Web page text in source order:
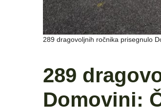
289 dragovoljnih ročnika prisegnulo
289
Domovini: